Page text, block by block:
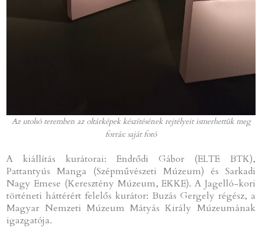
Az utolsó teremben az oltárképek készítésének rejtélyeit ismerhettük meg
forrás: saját fotó
A kiállítás kurátorai: Endrődi Gábor (ELTE BTK),
Pattantyús Manga (Szépművészeti Múzeum) és Sarkadi
Nagy Emese (Keresztény Múzeum, EKKE). A Jagelló-kori
történeti háttérért felelős kurátor: Buzás Gergely régész, a
Magyar Nemzeti Múzeum Mátyás Király Múzeumának
igazgatója.